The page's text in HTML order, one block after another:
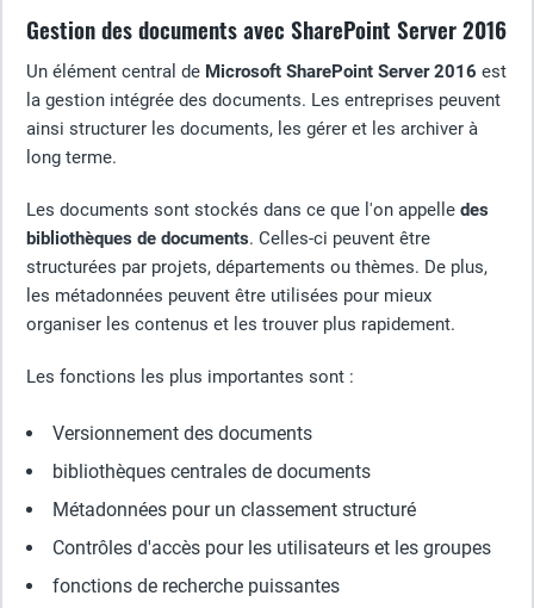
Gestion des documents avec SharePoint Server 2016
Un élément central de Microsoft SharePoint Server 2016 est
la gestion intégrée des documents. Les entreprises peuvent
ainsi structurer les documents, les gérer et les archiver à
long terme.
Les documents sont stockés dans ce que l'on appelle des
bibliothèques de documents. Celles-ci peuvent être
structurées par projets, départements ou thèmes. De plus,
les métadonnées peuvent être utilisées pour mieux
organiser les contenus et les trouver plus rapidement.
Les fonctions les plus importantes sont :
Versionnement des documents
bibliothèques centrales de documents
Métadonnées pour un classement structuré
Contrôles d'accès pour les utilisateurs et les groupes
fonctions de recherche puissantes